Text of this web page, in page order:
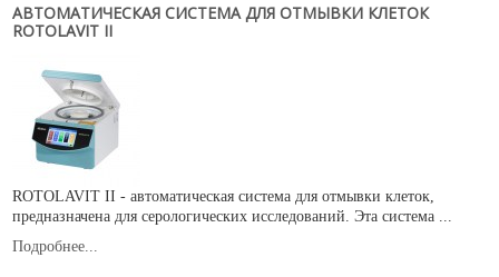
АВТОМАТИЧЕСКАЯ СИСТЕМА ДЛЯ ОТМЫВКИ КЛЕТОК
ROTOLAVIT II
ROTOLAVIT II - автоматическая система для отмывки клеток,
предназначена для серологических исследований. Эта система ...
Подробнее...